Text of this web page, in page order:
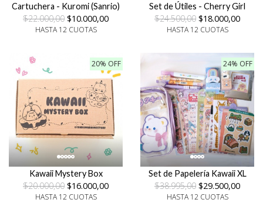
Cartuchera - Kuromi (Sanrio)
$22.000,00 $10.000,00
HASTA 12 CUOTAS
Set de Útiles - Cherry Girl
$24.500,00 $18.000,00
HASTA 12 CUOTAS
20% OFF
Kawaii Mystery Box
$20.000,00 $16.000,00
HASTA 12 CUOTAS
24% OFF
Set de Papelería Kawaii XL
$38.995,00 $29.500,00
HASTA 12 CUOTAS